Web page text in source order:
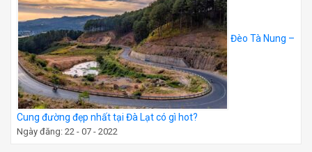
Đèo Tà Nung –
Cung đường đẹp nhất tại Đà Lạt có gì hot?
Ngày đăng: 22 - 07 - 2022